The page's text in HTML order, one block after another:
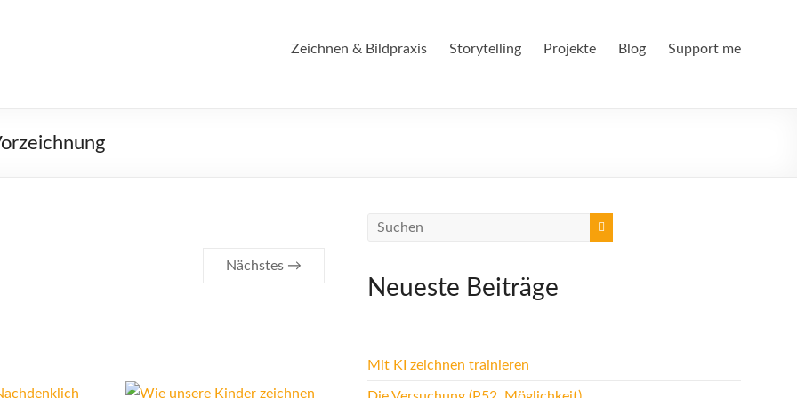
Zeichnen & Bildpraxis Storytelling Projekte Blog Support me
Nächstes →
Neueste Beiträge
Mit KI zeichnen trainieren